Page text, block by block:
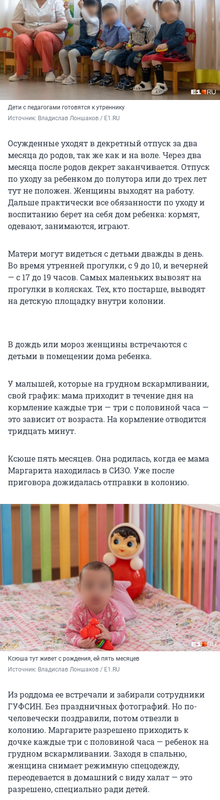
Дети с педагогами готовятся к утреннику
Источник: Владислав Лоншаков / E1.RU
Осужденные уходят в декретный отпуск за два
месяца до родов, так же как и на воле. Через два
месяца после родов декрет заканчивается. Отпуск
по уходу за ребенком до полутора или до трех лет
тут не положен. Женщины выходят на работу.
Дальше практически все обязанности по уходу и
воспитанию берет на себя дом ребенка: кормят,
одевают, занимаются, играют.
Матери могут видеться с детьми дважды в день.
Во время утренней прогулки, с 9 до 10, и вечерней
— с 17 до 19 часов. Самых маленьких вывозят на
прогулки в колясках. Тех, кто постарше, выводят
на детскую площадку внутри колонии.
В дождь или мороз женщины встречаются с
детьми в помещении дома ребенка.
У малышей, которые на грудном вскармливании,
свой график: мама приходит в течение дня на
кормление каждые три — три с половиной часа —
это зависит от возраста. На кормление отводится
тридцать минут.
Ксюше пять месяцев. Она родилась, когда ее мама
Маргарита находилась в СИЗО. Уже после
приговора дожидалась отправки в колонию.
Ксюша тут живет с рождения, ей пять месяцев
Источник: Владислав Лоншаков / E1.RU
Из роддома ее встречали и забирали сотрудники
ГУФСИН. Без праздничных фотографий. Но по-
человечески поздравили, потом отвезли в
колонию. Маргарите разрешено приходить к
дочке каждые три с половиной часа — ребенок на
грудном вскармливании. Заходя в спальню,
женщина снимает режимную спецодежду,
переодевается в домашний с виду халат — это
разрешено, специально ради детей.